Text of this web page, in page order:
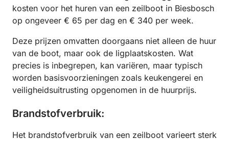
kosten voor het huren van een zeilboot in Biesbosch
op ongeveer € 65 per dag en € 340 per week.
Deze prijzen omvatten doorgaans niet alleen de huur
van de boot, maar ook de ligplaatskosten. Wat
precies is inbegrepen, kan variëren, maar typisch
worden basisvoorzieningen zoals keukengerei en
veiligheidsuitrusting opgenomen in de huurprijs.
Brandstofverbruik:
Het brandstofverbruik van een zeilboot varieert sterk